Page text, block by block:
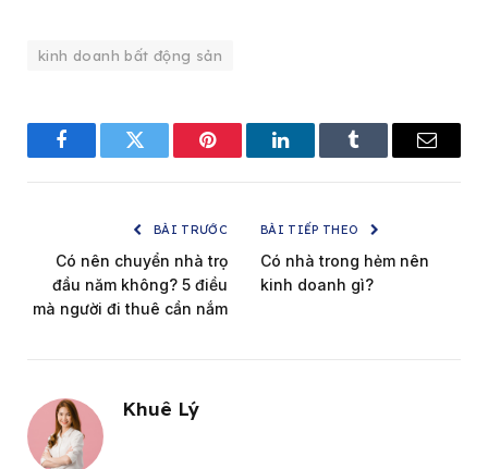
kinh doanh bất động sản
FacebookTwitter Pinterest LinkedInTumblr Email
BÀI TRƯỚC
Có nên chuyển nhà trọ
đầu năm không? 5 điều
mà người đi thuê cần nắm
BÀI TIẾP THEO
Có nhà trong hẻm nên
kinh doanh gì?
Khuê Lý